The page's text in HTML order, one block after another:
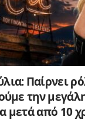
Παίρνει
την
μετά από 10